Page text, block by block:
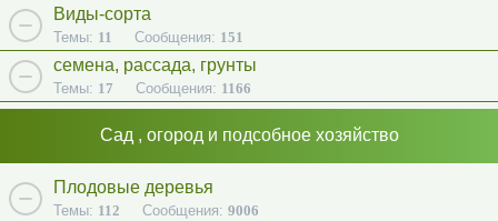
Виды-сорта
Темы: 11 Сообщения: 151
семена, рассада, грунты
Темы: 17 Сообщения: 1166
Сад , огород и подсобное хозяйство
Плодовые деревья
Темы: 112 Сообщения: 9006